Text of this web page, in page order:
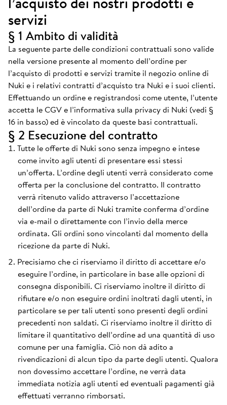
servizi
§ 1 Ambito di validità
La seguente parte delle condizioni contrattuali sono valide
nella versione presente al momento dell’ordine per
l’acquisto di prodotti e servizi tramite il negozio online di
Nuki e i relativi contratti d’acquisto tra Nuki e i suoi clienti.
Effettuando un ordine e registrandosi come utente, l’utente
accetta le CGV e l’informativa sulla privacy di Nuki (vedi §
16 in basso) ed è vincolato da queste basi contrattuali.
§ 2 Esecuzione del contratto
Tutte le offerte di Nuki sono senza impegno e intese
come invito agli utenti di presentare essi stessi
un’offerta. L’ordine degli utenti verrà considerato come
offerta per la conclusione del contratto. Il contratto
verrà ritenuto valido attraverso l’accettazione
dell’ordine da parte di Nuki tramite conferma d’ordine
via e-mail o direttamente con l’invio della merce
ordinata. Gli ordini sono vincolanti dal momento della
ricezione da parte di Nuki.
Precisiamo che ci riserviamo il diritto di accettare e/o
eseguire l’ordine, in particolare in base alle opzioni di
consegna disponibili. Ci riserviamo inoltre il diritto di
rifiutare e/o non eseguire ordini inoltrati dagli utenti, in
particolare se per tali utenti sono presenti degli ordini
precedenti non saldati. Ci riserviamo inoltre il diritto di
limitare il quantitativo dell’ordine ad una quantità di uso
comune per una famiglia. Ciò non dà adito a
rivendicazioni di alcun tipo da parte degli utenti. Qualora
non dovessimo accettare l’ordine, ne verrà data
immediata notizia agli utenti ed eventuali pagamenti già
effettuati verranno rimborsati.